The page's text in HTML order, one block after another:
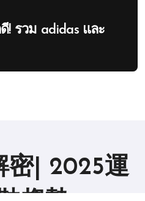
! รวม adidas และ
密| 2025運